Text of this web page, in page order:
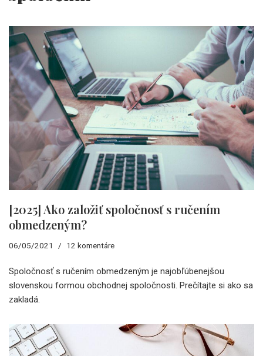
[2025] Ako založiť spoločnosť s ručením
obmedzeným?
06/05/2021 12 komentáre
Spoločnosť s ručením obmedzeným je najobľúbenejšou
slovenskou formou obchodnej spoločnosti. Prečítajte si ako sa
zakladá.